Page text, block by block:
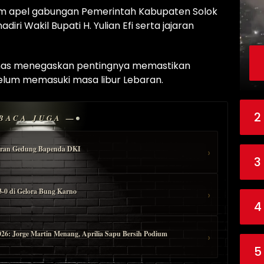
apel gabungan Pemerintah Kabupaten Solok
Wakil Bupati H. Yulian Efi serta jajaran
menegaskan pentingnya memastikan
memasuki masa libur Lebaran.
JUGA —
Gedung Bapenda DKI ›
0 di Gelora Bung Karno ›
Jorge Martin Menang, Aprilia Sapu Bersih Podium ›
2
3
4
5